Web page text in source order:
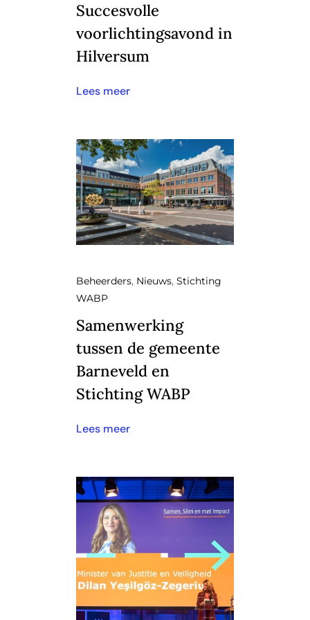
Succesvolle
voorlichtingsavond in
Hilversum
Lees meer
Beheerders, Nieuws, Stichting
WABP
Samenwerking
tussen de gemeente
Barneveld en
Stichting WABP
Lees meer